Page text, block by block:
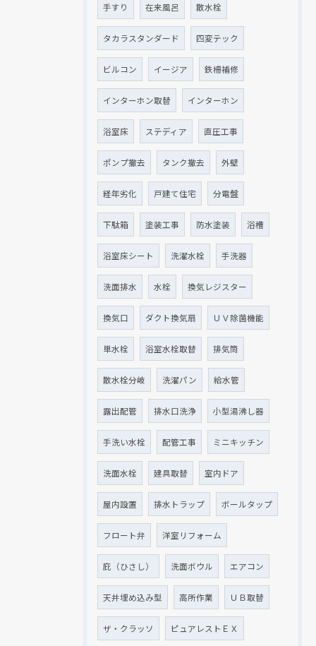
手すり 在来風呂 散水栓
タカラスタンダード 四変テック
ビルコン イージア 鉄柵補修
インターホン取替 インターホン
浴室床 ステディア 直圧工事
ポンプ撤去 タンク撤去 外壁
経年劣化 戸建て住宅 分電盤
下駄箱 塗装工事 防水塗装 浴槽
浴室床シート 洗濯水栓 手洗器
洗面排水 水栓 換気レジスター
換気口 ダクト換気扇 ＵＶ除菌機能
単水栓 浴室水栓取替 排気筒
散水栓分岐 洗濯パン 給水管
露出配管 排水口洗浄 小型湯沸し器
手洗い水栓 配管工事 ミニキッチン
洗面水栓 建具取替 室内ドア
屋内設置 排水トラップ ボールタップ
フロート弁 洋室リフォーム
庇（ひさし） 洗面ボウル エアコン
天井埋め込み型 高所作業 ＵＢ取替
ザ・クラッソ ピュアレストＥＸ